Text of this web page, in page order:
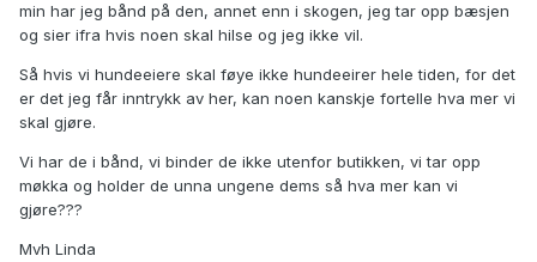
min har jeg bånd på den, annet enn i skogen, jeg tar opp bæsjen
og sier ifra hvis noen skal hilse og jeg ikke vil.
Så hvis vi hundeeiere skal føye ikke hundeeirer hele tiden, for det
er det jeg får inntrykk av her, kan noen kanskje fortelle hva mer vi
skal gjøre.
Vi har de i bånd, vi binder de ikke utenfor butikken, vi tar opp
møkka og holder de unna ungene dems så hva mer kan vi
gjøre???
Mvh Linda